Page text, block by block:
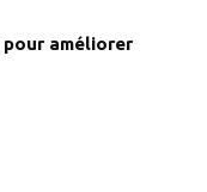
améliorer